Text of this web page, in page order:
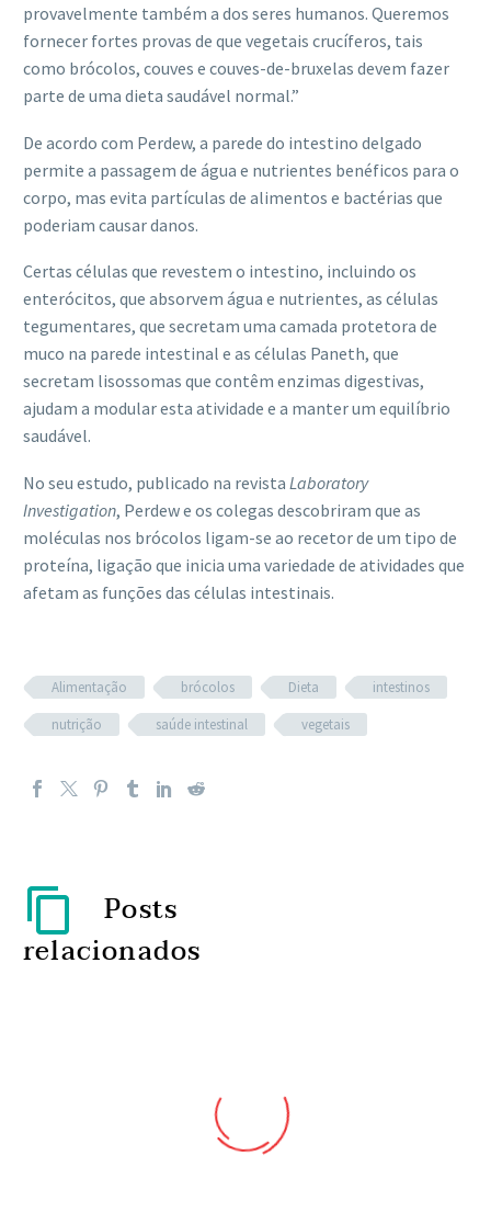
provavelmente também a dos seres humanos. Queremos
fornecer fortes provas de que vegetais crucíferos, tais
como brócolos, couves e couves-de-bruxelas devem fazer
parte de uma dieta saudável normal.”
De acordo com Perdew, a parede do intestino delgado
permite a passagem de água e nutrientes benéficos para o
corpo, mas evita partículas de alimentos e bactérias que
poderiam causar danos.
Certas células que revestem o intestino, incluindo os
enterócitos, que absorvem água e nutrientes, as células
tegumentares, que secretam uma camada protetora de
muco na parede intestinal e as células Paneth, que
secretam lisossomas que contêm enzimas digestivas,
ajudam a modular esta atividade e a manter um equilíbrio
saudável.
No seu estudo, publicado na revista Laboratory
Investigation, Perdew e os colegas descobriram que as
moléculas nos brócolos ligam-se ao recetor de um tipo de
proteína, ligação que inicia uma variedade de atividades que
afetam as funções das células intestinais.
Alimentação brócolos Dieta
intestinos
nutrição
saúde intestinal vegetais
Posts
relacionados